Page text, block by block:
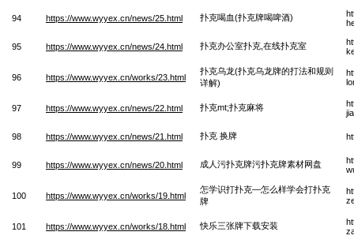
94 https://www.wyyex.cn/news/25.html 扑克喝血(扑克牌喝啤酒)
95 https://www.wyyex.cn/news/24.html 扑克办公室扑克,在线扑克室
96 https://www.wyyex.cn/works/23.html
扑克乌龙(扑克乌龙牌的打法和规则
详解)
97 https://www.wyyex.cn/news/22.html 扑克mt;扑克麻将
98 https://www.wyyex.cn/news/21.html 扑克 换牌
99 https://www.wyyex.cn/news/20.html 成人污扑克牌污扑克牌素材网盘
100 https://www.wyyex.cn/works/19.html
怎学识打扑克—怎么样学会打扑克
牌
101 https://www.wyyex.cn/works/18.html 快乐三张牌下载安装